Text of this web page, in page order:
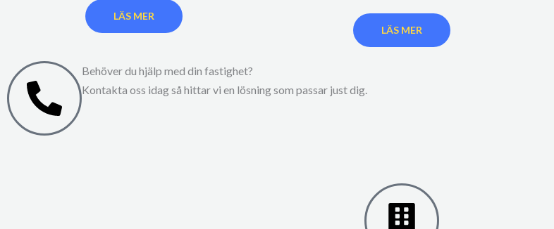
LÄS MER
LÄS MER
Behöver du hjälp med din fastighet?
Kontakta oss idag så hittar vi en lösning som passar just dig.